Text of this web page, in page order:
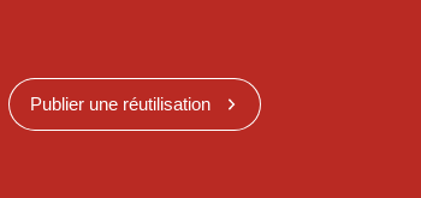
Publier une réutilisation